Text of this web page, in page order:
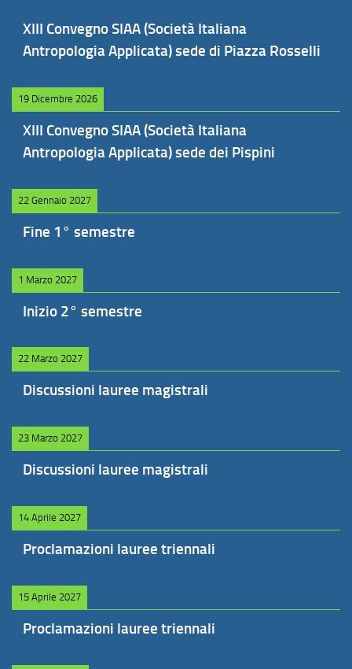
XIII Convegno SIAA (Società Italiana
Antropologia Applicata) sede di Piazza Rosselli
19 Dicembre 2026
XIII Convegno SIAA (Società Italiana
Antropologia Applicata) sede dei Pispini
22 Gennaio 2027
Fine 1° semestre
1 Marzo 2027
Inizio 2° semestre
22 Marzo 2027
Discussioni lauree magistrali
23 Marzo 2027
Discussioni lauree magistrali
14 Aprile 2027
Proclamazioni lauree triennali
15 Aprile 2027
Proclamazioni lauree triennali